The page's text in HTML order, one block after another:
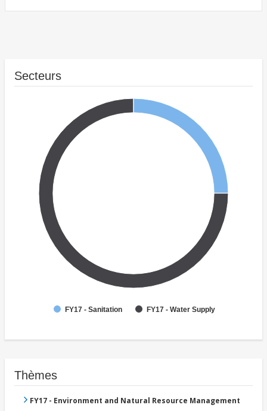
Secteurs
FY17 - Sanitation FY17 - Water Supply
Thèmes
FY17 - Environment and Natural Resource Management